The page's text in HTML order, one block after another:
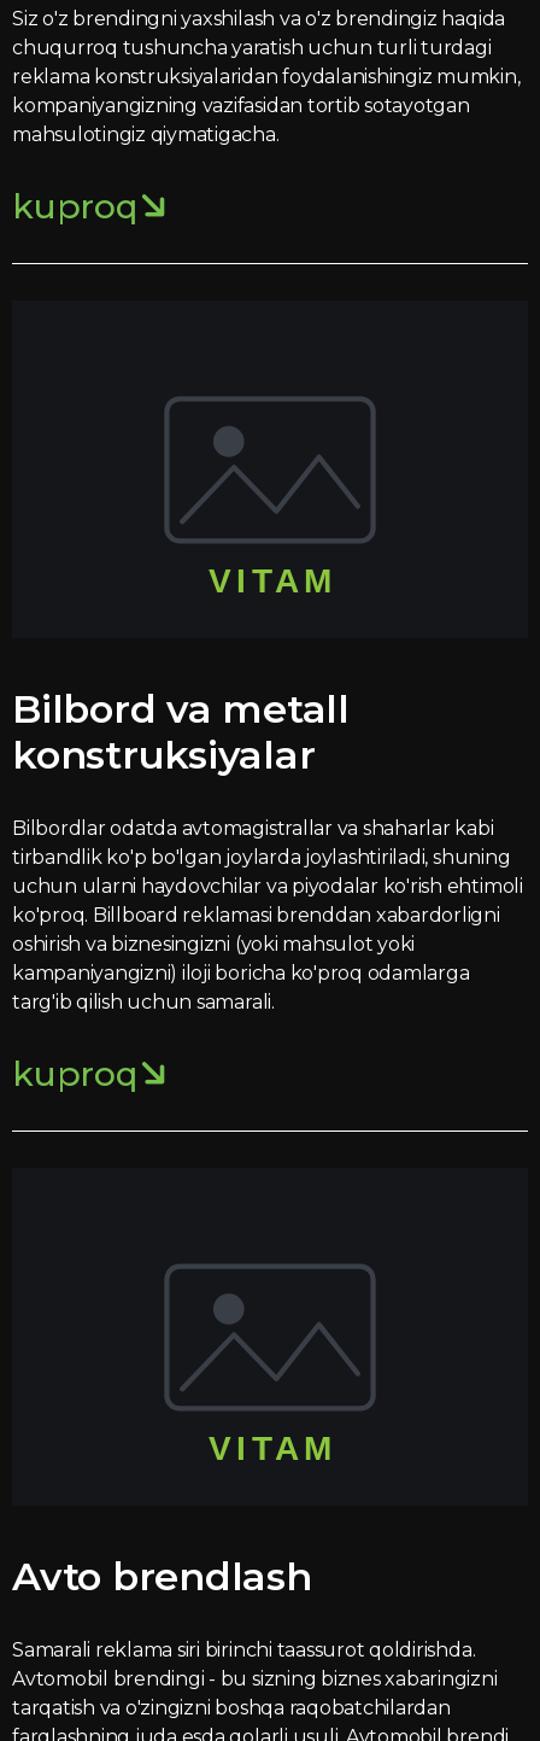
Siz o'z brendingni yaxshilash va o'z brendingiz haqida
chuqurroq tushuncha yaratish uchun turli turdagi
reklama konstruksiyalaridan foydalanishingiz mumkin,
kompaniyangizning vazifasidan tortib sotayotgan
mahsulotingiz qiymatigacha.
kuproq
Bilbord va metall
konstruksiyalar
Bilbordlar odatda avtomagistrallar va shaharlar kabi
tirbandlik ko'p bo'lgan joylarda joylashtiriladi, shuning
uchun ularni haydovchilar va piyodalar ko'rish ehtimoli
ko'proq. Billboard reklamasi brenddan xabardorligni
oshirish va biznesingizni (yoki mahsulot yoki
kampaniyangizni) iloji boricha ko'proq odamlarga
targ'ib qilish uchun samarali.
kuproq
Avto brendlash
Samarali reklama siri birinchi taassurot qoldirishda.
Avtomobil brendingi - bu sizning biznes xabaringizni
tarqatish va o'zingizni boshqa raqobatchilardan